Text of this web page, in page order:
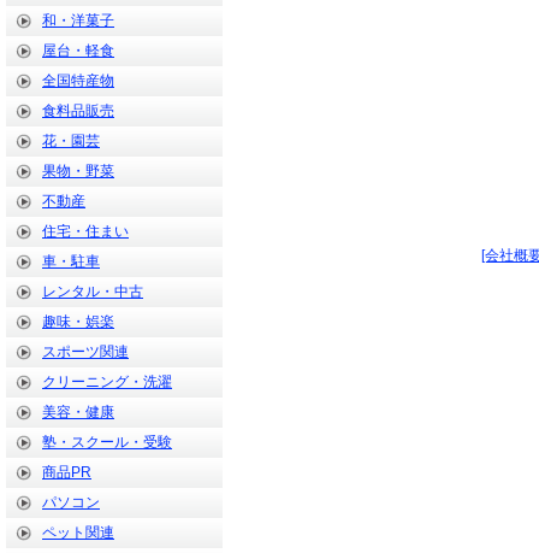
和・洋菓子
屋台・軽食
全国特産物
食料品販売
花・園芸
果物・野菜
不動産
住宅・住まい
車・駐車
レンタル・中古
趣味・娯楽
スポーツ関連
クリーニング・洗濯
美容・健康
塾・スクール・受験
商品PR
パソコン
ペット関連
[会社概